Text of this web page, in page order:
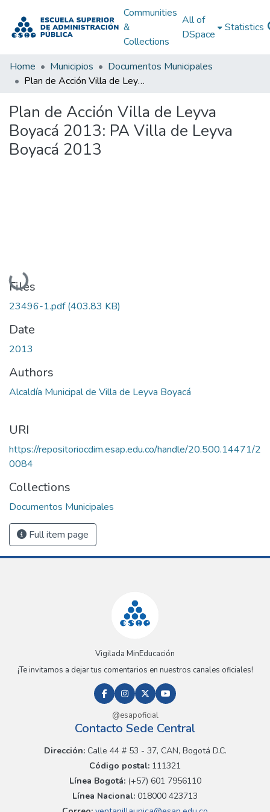
Communities
&
Collections
All of
DSpace
Statistics
Home Municipios
Documentos Municipales
Plan de Acción Villa de Leyva Boyacá 2013: PA Villa de Leyva Boyacá 2013
Plan de Acción Villa de Leyva
Boyacá 2013: PA Villa de Leyva
Boyacá 2013
Loading...
Files
23496-1.pdf(403.83 KB)
Date
2013
Authors
Alcaldía Municipal de Villa de Leyva Boyacá
URI
https://repositoriocdim.esap.edu.co/handle/20.500.14471/2
0084
Collections
Documentos Municipales
Full item page
Vigilada MinEducación
¡Te invitamos a dejar tus comentarios en nuestros canales oficiales!
@esapoficial
Contacto Sede Central
Dirección:Calle 44 # 53 - 37, CAN, Bogotá D.C.
Código postal: 111321
Línea Bogotá:(+57) 601 7956110
Línea Nacional: 018000 423713